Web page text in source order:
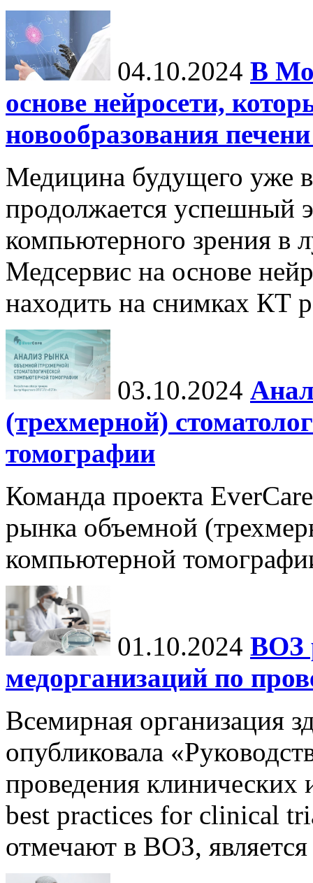
04.10.2024 В
основе нейросети,
новообразования
Медицина будущего уже
продолжается успешный
компьютерного зрения в
Медсервис на основе
находить на снимках КТ
03.10.2024
(трехмерной)
томографии
Команда проекта
рынка объемной
компьютерной
01.10.2024 ВОЗ
медорганизаций по
Всемирная организация
опубликовала
проведения клинических
best practices for clinical
отмечают в ВОЗ,